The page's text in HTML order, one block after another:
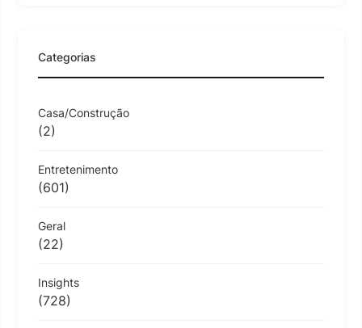
Categorias
Casa/Construção
(2)
Entretenimento
(601)
Geral
(22)
Insights
(728)